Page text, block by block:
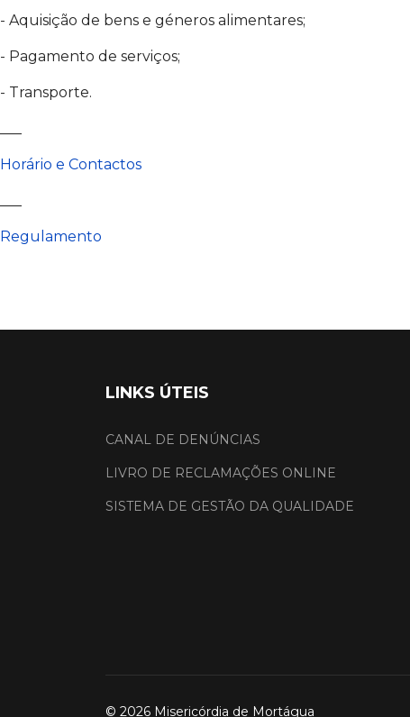
- Aquisição de bens e géneros alimentares;
- Pagamento de serviços;
- Transporte.
Horário e Contactos
Regulamento
LINKS ÚTEIS
CANAL DE DENÚNCIAS
LIVRO DE RECLAMAÇÕES ONLINE
SISTEMA DE GESTÃO DA QUALIDADE
© 2026 Misericórdia de Mortágua